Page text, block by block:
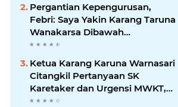
Pergantian Kepengurusan,
Febri: Saya Yakin Karang Taruna
Wanakarsa Dibawah
Kepemimpinan Bung Entus
Ketua Karang Karuna Warnasari
Citangkil Pertanyaan SK
Karetaker dan Urgensi MWKT,
Saat Suasana Berduka